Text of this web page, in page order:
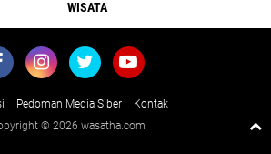
WISATA
Pedoman Media Siber
Kontak
© 2026 wasatha.com